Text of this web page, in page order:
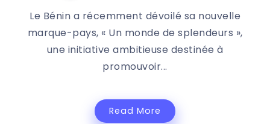
Le Bénin a récemment dévoilé sa nouvelle
marque-pays, « Un monde de splendeurs »,
une initiative ambitieuse destinée à
promouvoir...
Read More